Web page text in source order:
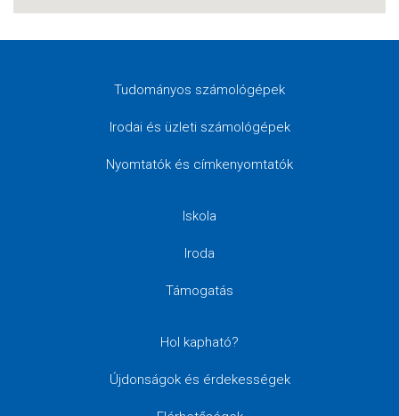
Tudományos számológépek
Irodai és üzleti számológépek
Nyomtatók és címkenyomtatók
Iskola
Iroda
Támogatás
Hol kapható?
Újdonságok és érdekességek